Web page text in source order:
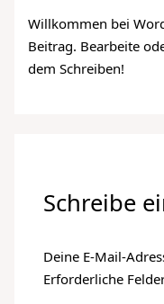
Willkommen bei
Beitrag. Bearbeite
dem Schreiben!
Schreibe
Deine E-Mail-
Erforderliche